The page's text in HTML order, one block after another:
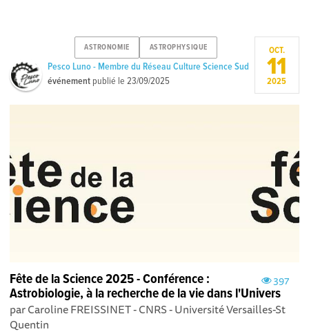
ASTRONOMIE ASTROPHYSIQUE
Pesco Luno - Membre du Réseau Culture Science Sud
événement publié le23/09/2025
OCT.
11
2025
397
Fête de la Science 2025 - Conférence :
Astrobiologie, à la recherche de la vie dans l'Univers
par Caroline FREISSINET - CNRS - Université Versailles-St
Quentin